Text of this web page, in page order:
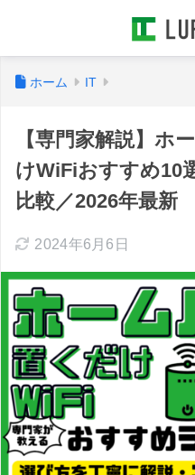
ホーム IT
【専門家解説】ホ
けWiFiおすすめ10
比較／2026年最新
2024年6月6日